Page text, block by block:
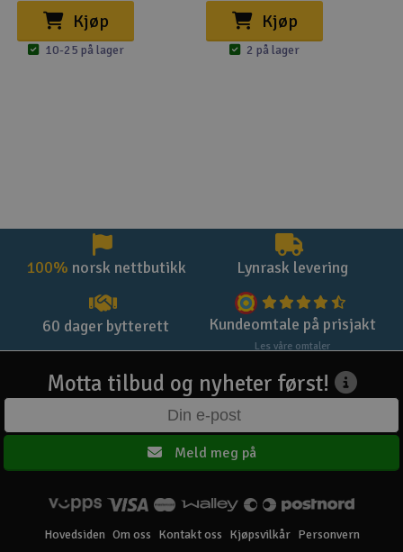
Kjøp
10-25 på lager
Kjøp
2 på lager
100% norsk nettbutikk Lynrask levering
60 dager bytterett Kundeomtale på prisjakt
Les våre omtaler
Motta tilbud og nyheter først!
Meld meg på
Hovedsiden Om oss Kontakt oss Kjøpsvilkår Personvern